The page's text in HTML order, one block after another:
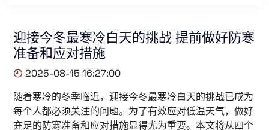
迎接今冬最寒冷白天的挑战 提前做好防寒
准备和应对措施
2025-08-15 16:27:00
随着寒冷的冬季临近，迎接今冬最寒冷白天的挑战已成为
每个人都必须关注的问题。为了有效应对低温天气，做好
充足的防寒准备和应对措施显得尤为重要。本文将从四个